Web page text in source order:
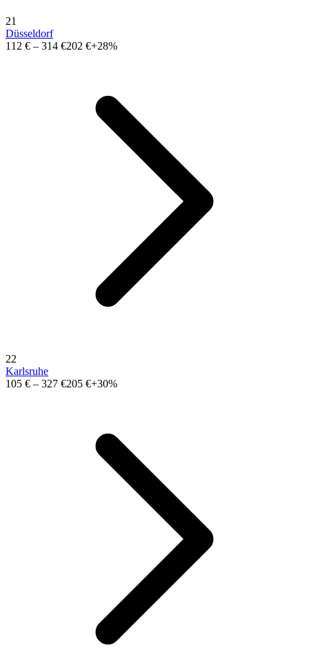
21
Düsseldorf
112 € – 314 €202 €+28%
22
Karlsruhe
105 € – 327 €205 €+30%